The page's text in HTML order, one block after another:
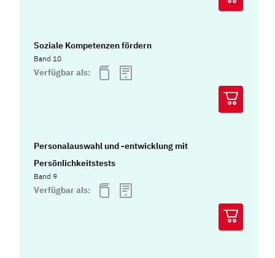
Soziale Kompetenzen fördern
Band 10
Verfügbar als:
Personalauswahl und -entwicklung mit
Persönlichkeitstests
Band 9
Verfügbar als: